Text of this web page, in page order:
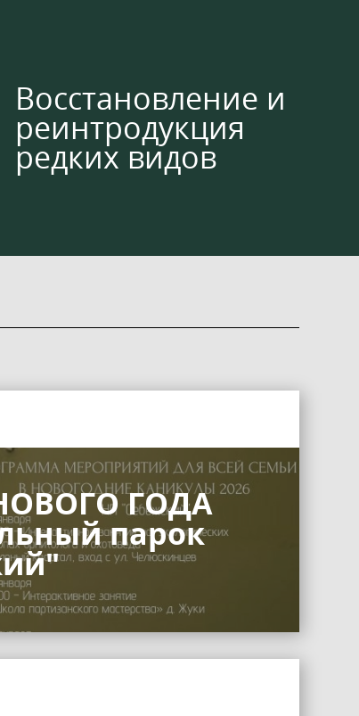
Восстановление и
реинтродукция
редких видов
ГОДА
парок